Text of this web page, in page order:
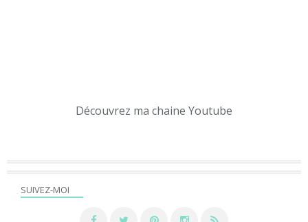
SUIVEZ-MOI
Découvrez ma chaine Youtube